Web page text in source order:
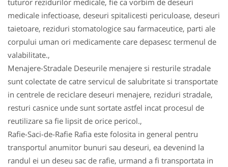
tuturor rezidurilor medicale, fie ca vorbim de deseuri
medicale infectioase, deseuri spitalicesti periculoase, deseuri
taietoare, reziduri stomatologice sau farmaceutice, parti ale
corpului uman ori medicamente care depasesc termenul de
valabilitate.,
Menajere-Stradale Deseurile menajere si resturile stradale
sunt colectate de catre servicul de salubritate si transportate
in centrele de reciclare deseuri menajere, reziduri stradale,
resturi casnice unde sunt sortate astfel incat procesul de
reutilizare sa fie lipsit de orice pericol.,
Rafie-Saci-de-Rafie Rafia este folosita in general pentru
transportul anumitor bunuri sau deseuri, ea devenind la
randul ei un deseu sac de rafie, urmand a fi transportata in